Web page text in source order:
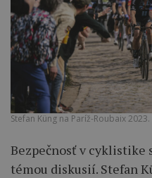
Stefan Küng na Paríž-Roubaix
Bezpečnosť v cyklistike
témou diskusií. Stefan